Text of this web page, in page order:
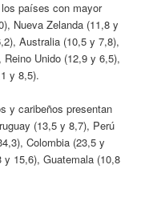
países con mayor
Nueva Zelanda (11,8 y
Australia (10,5 y 7,8),
Unido (12,9 y 6,5),
y 8,5).
y caribeños presentan
(13,5 y 8,7), Perú
Colombia (23,5 y
15,6), Guatemala (10,8